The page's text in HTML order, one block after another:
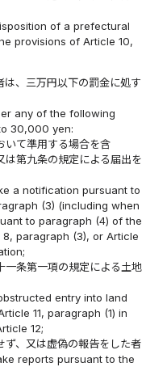
of a prefectural
provisions of Article 10,
、三万円以下の罰金に処す
any of the following
30,000 yen:
いて準用する場合を含
は第九条の規定による届出を
a notification pursuant to
(3) (including when
to paragraph (4) of the
paragraph (3), or Article
一条第一項の規定による土地
entry into land
11, paragraph (1) in
12;
、又は虚偽の報告をした者
reports pursuant to the